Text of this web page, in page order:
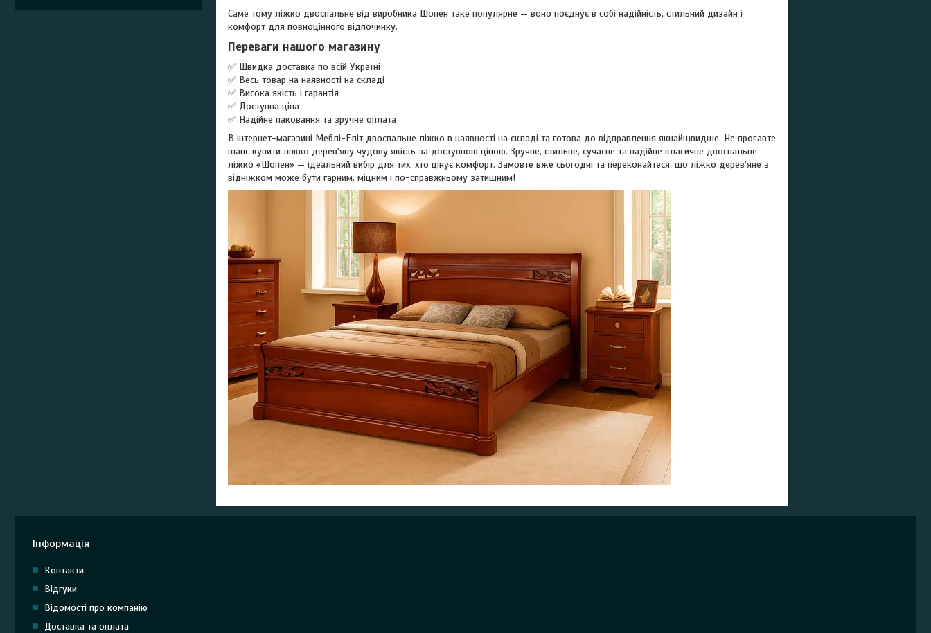
Саме тому ліжко двоспальне від виробника Шопен таке популярне — воно поєднує в собі надійність, стильний дизайн і
комфорт для повноцінного відпочинку.
Переваги нашого магазину
✅ Швидка доставка по всій Україні
✅ Весь товар на наявності на складі
✅ Висока якість і гарантія
✅ Доступна ціна
✅ Надійне паковання та зручне оплата
В інтернет-магазині Меблі-Еліт двоспальне ліжко в наявності на складі та готова до відправлення якнайшвидше. Не проґавте
шанс купити ліжко дерев'яну чудову якість за доступною ціною. Зручне, стильне, сучасне та надійне класичне двоспальне
ліжко «Шопен» — ідеальний вибір для тих, хто цінує комфорт. Замовте вже сьогодні та переконайтеся, що ліжко дерев'яне з
відніжком може бути гарним, міцним і по-справжньому затишним!
Інформація
Контакти
Відгуки
Відомості про компанію
Доставка та оплата